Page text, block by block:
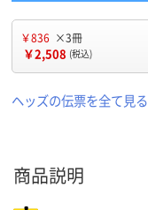
￥836 ×3冊
￥2,508 (税込)
ヘッズの伝票を全て見る
商品説明